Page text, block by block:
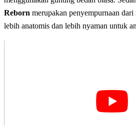
Reborn merupakan penyempurnaan dari
lebih anatomis dan lebih nyaman untuk